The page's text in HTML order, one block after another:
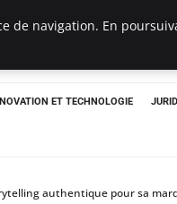
ET TECHNOLOGIE
authentique pour sa
de navigation. En